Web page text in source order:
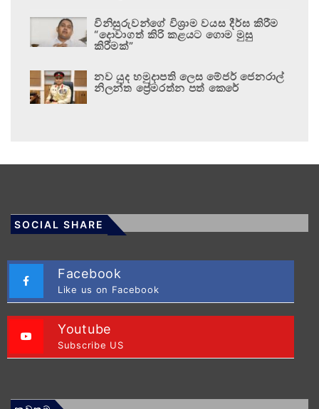
විනිසුරුවන්ගේ විශ්‍රාම වයස දීර්ඝ කිරීම
“දොවාගත් කිරි කළයට ගොම මුසු
කිරීමක්”
නව යුද හමුදාපති ලෙස මේජර් ජෙනරාල්
නිලන්ත ප්‍රේමරත්න පත් කෙරේ
SOCIAL SHARE
Facebook
Like us on Facebook
Youtube
Subscribe US